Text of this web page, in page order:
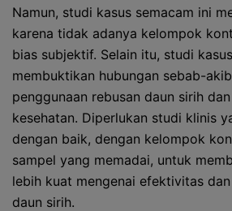
Namun, studi kasus semacam ini
karena tidak adanya kelompok
bias subjektif. Selain itu, studi
membuktikan hubungan sebab-
penggunaan rebusan daun sirih
kesehatan. Diperlukan studi klinis
dengan baik, dengan kelompok
sampel yang memadai, untuk
lebih kuat mengenai efektivitas
daun sirih.